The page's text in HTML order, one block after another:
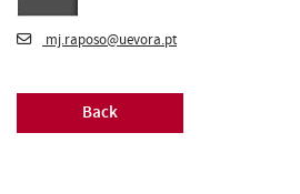
mj.raposo@uevora.pt
Back